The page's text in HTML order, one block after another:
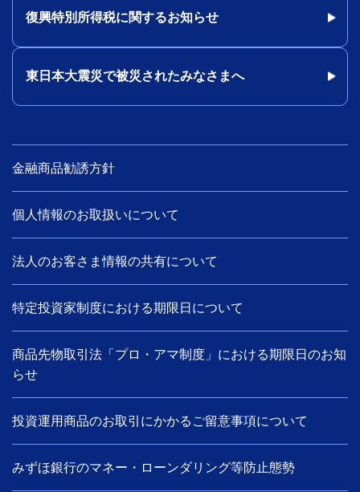
復興特別所得税に関するお知らせ
東日本大震災で被災されたみなさまへ
金融商品勧誘方針
個人情報のお取扱いについて
法人のお客さま情報の共有について
特定投資家制度における期限日について
商品先物取引法「プロ・アマ制度」における期限日のお知
らせ
投資運用商品のお取引にかかるご留意事項について
みずほ銀行のマネー・ローンダリング等防止態勢